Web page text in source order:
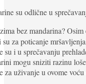
su odlične u
bez mandarina?
su za poticanje
su i u sprečavanju
mogu sniziti razinu
za uživanje u ovome voću